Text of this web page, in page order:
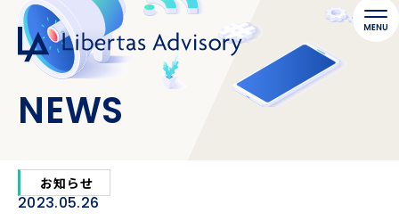
NEWS
お知らせ
2023.05.26